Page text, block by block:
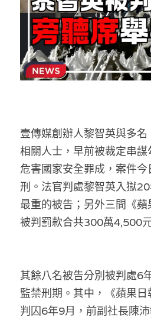
美西極權主義
真相直擊
極端暴恐實錄
莫綺琪專欄
黃萬成專欄
招國偉專欄
林伯強專欄
馮煒光專欄
趙處機專欄
KOL 精選
曾子晴 - 晴深直說
龔靜儀大律師專欄
黎智英案審訊
支聯會案
35+顛覆案
休閒好介紹
親子
花生仔漫畫週記
人才招聘
投稿熱線
商戶合作
條款及細則
關於我們
搜索
繁體中文
繁體中文
壹傳媒創辦人黎智英與多
相關人士，早前被裁定串
危害國家安全罪成，案件今
刑。法官判處黎智英入獄
最重的被告；另外三間《蘋
被判罰款合共300萬4,500
其餘八名被告分別被判處6
監禁刑期。其中，《蘋果
判囚6年9月，前副社長陳